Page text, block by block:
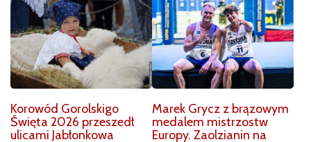
Korowód Gorolskigo
Święta 2026 przeszedł
ulicami Jabłonkowa
Marek Grycz z brązowym
medalem mistrzostw
Europy. Zaolzianin na